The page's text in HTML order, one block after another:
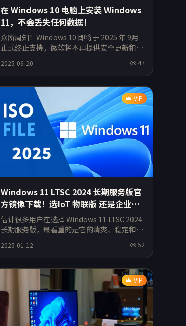
在 Windows 10 电脑上安装 Windows
11，不会丢失任何数据！
众所周知！Windows 10 即将于 2025 年 9月
正式终止支持，微软将不再提供安全更新和技
Windows 1
2025-06-20 47
VIP
Windows 11 LTSC 2024 长期服务版官
方镜像下载！选IoT 物联版 还是企业
版？
估计很多用户在选择 Windows 11 LTSC 2024
长期服务版，最看重的是它的清爽、稳定和性
是：
2025-01-12 52
VIP